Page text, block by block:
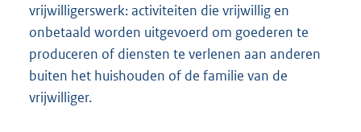
vrijwilligerswerk: activiteiten die vrijwillig en
onbetaald worden uitgevoerd om goederen te
produceren of diensten te verlenen aan anderen
buiten het huishouden of de familie van de
vrijwilliger.